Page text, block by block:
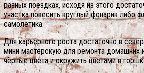
разных поездках, исходя из этого
участка повесить круглый фонарик либо
самолетика.
Для карьерного роста достаточно в
мини мастерскую для ремонта домашних
чёрные цвета и окружить цветами в